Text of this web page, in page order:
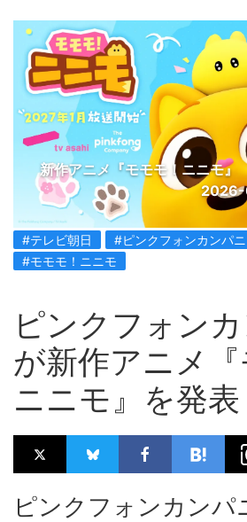
新作アニメ『モモモ！ニニモ』
#テレビ朝日
#ピンクフォンカンパ
#モモモ！ニニモ
ピンクフォン
が新作アニメ『
ニニモ』を発表
ピンクフォンカンパ